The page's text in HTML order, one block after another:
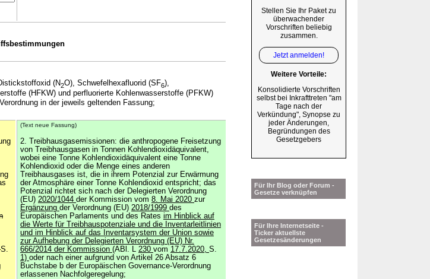
(N2O), Schwefelhexafluorid (SF6),
(HFKW) und perfluorierte Kohlenwasserstoffe (PFKW)
in der jeweils geltenden Fassung;
S.
(Text neue Fassung)
2. Treibhausgasemissionen: die anthropogene Freisetzung
von Treibhausgasen in Tonnen Kohlendioxidäquivalent,
wobei eine Tonne Kohlendioxidäquivalent eine Tonne
Kohlendioxid oder die Menge eines anderen
Treibhausgases ist, die in ihrem Potenzial zur Erwärmung
der Atmosphäre einer Tonne Kohlendioxid entspricht; das
Potenzial richtet sich nach der Delegierten Verordnung
(EU) 2020/1044 der Kommission vom 8. Mai 2020 zur
Ergänzung der Verordnung (EU) 2018/1999 des
Europäischen Parlaments und des Rates im Hinblick auf
die Werte für Treibhauspotenziale und die Inventarleitlinien
und im Hinblick auf das Inventarsystem der Union sowie
zur Aufhebung der Delegierten Verordnung (EU) Nr.
666/2014 der Kommission (ABl. L 230 vom 17.7.2020, S.
1) oder nach einer aufgrund von Artikel 26 Absatz 6
Buchstabe b der Europäischen Governance-Verordnung
erlassenen Nachfolgeregelung;
Stellen Sie Ihr Paket zu
überwachender
Vorschriften beliebig
zusammen.
Jetzt anmelden!
Weitere Vorteile:
Konsolidierte Vorschriften
selbst bei Inkrafttreten "am
Tage nach der
Verkündung", Synopse zu
jeder Änderungen,
Begründungen des
Gesetzgebers
Für Ihr Blog oder Forum -
Gesetze verknüpfen
Für Ihre Internetseite -
Ticker aktuellste
Gesetzesänderungen